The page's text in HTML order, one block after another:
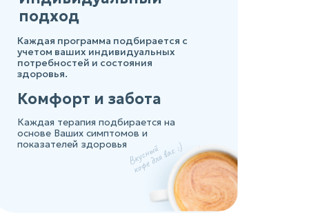
подход
Каждая программа подбирается с
учетом ваших индивидуальных
потребностей и состояния
здоровья.
Комфорт и забота
Каждая терапия подбирается на
основе Ваших симптомов и
показателей здоровья